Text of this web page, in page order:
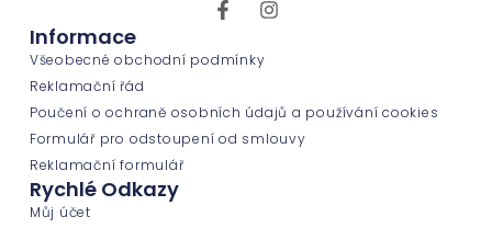
Informace
Všeobecné obchodní podmínky
Reklamační řád
Poučení o ochraně osobních údajů a používání cookies
Formulář pro odstoupení od smlouvy
Reklamační formulář
Rychlé Odkazy
Můj účet